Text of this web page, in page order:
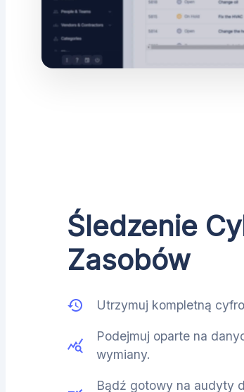
Śledzenie
Zasobów
Utrzymuj kompletną
Podejmuj oparte na
wymiany.
Bądź gotowy na audyty